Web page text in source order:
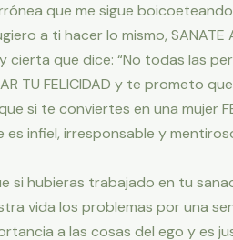
que me sigue
a ti hacer lo mismo,
cierta que dice: “No todas las
TU FELICIDAD y te prometo
si te conviertes en una mujer
es infiel, irresponsable y
si hubieras trabajado en tu
vida los problemas por una
a las cosas del ego y es